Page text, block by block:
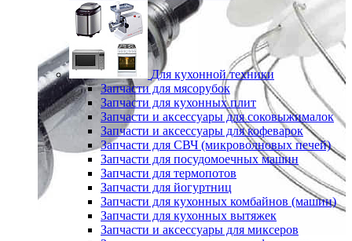
Для кухонной техники
Запчасти для мясорубок
Запчасти для кухонных плит
Запчасти и аксессуары для соковыжималок
Запчасти и аксессуары для кофеварок
Запчасти для СВЧ (микроволновых печей)
Запчасти для посудомоечных машин
Запчасти для термопотов
Запчасти для йогуртниц
Запчасти для кухонных комбайнов (машин)
Запчасти для кухонных вытяжек
Запчасти и аксессуары для миксеров